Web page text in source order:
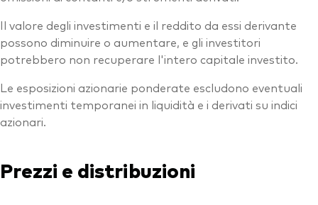
Il valore degli investimenti e il reddito da essi derivante
possono diminuire o aumentare, e gli investitori
potrebbero non recuperare l'intero capitale investito.
Le esposizioni azionarie ponderate escludono eventuali
investimenti temporanei in liquidità e i derivati su indici
azionari.
Prezzi e distribuzioni